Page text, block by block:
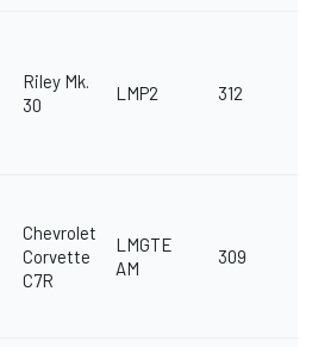
Riley Mk.
30
LMP2 312
Chevrolet
Corvette
C7R
LMGTE
AM
309